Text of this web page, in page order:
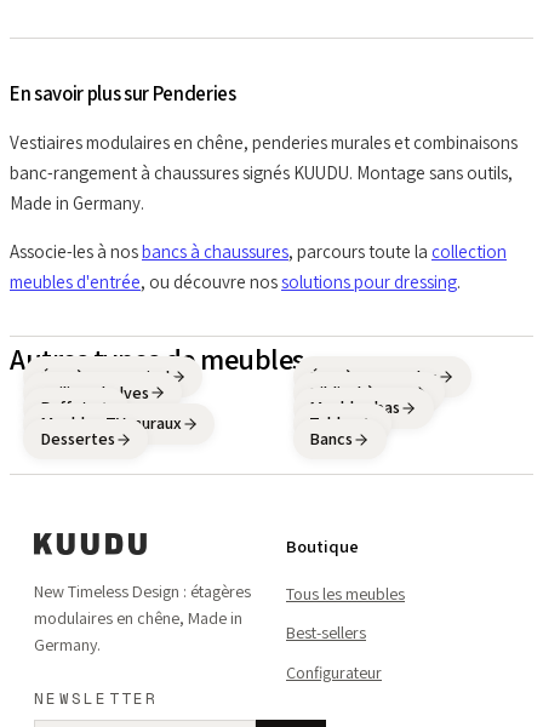
En savoir plus sur Penderies
Vestiaires modulaires en chêne, penderies murales et combinaisons
banc-rangement à chaussures signés KUUDU. Montage sans outils,
Made in Germany.
Associe-les à nosbancs à chaussures, parcours toute la collection
meubles d'entrée, ou découvre nossolutions pour dressing.
Autres types de meubles
Étagères sur pied Étagères murales
Ceiling Shelves Bibliothèques
Buffets Meubles bas
Meubles TV muraux Tables
Dessertes Bancs
New Timeless Design : étagères
modulaires en chêne, Made in
Germany.
NEWSLETTER
Boutique
Tous les meubles
Best-sellers
Configurateur